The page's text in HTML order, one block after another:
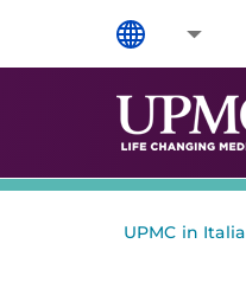
UPMC in Italia